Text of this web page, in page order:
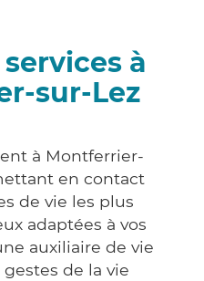
à
sur-Lez
à Montferrier-
en contact
de vie les plus
adaptées à vos
auxiliaire de vie
de la vie